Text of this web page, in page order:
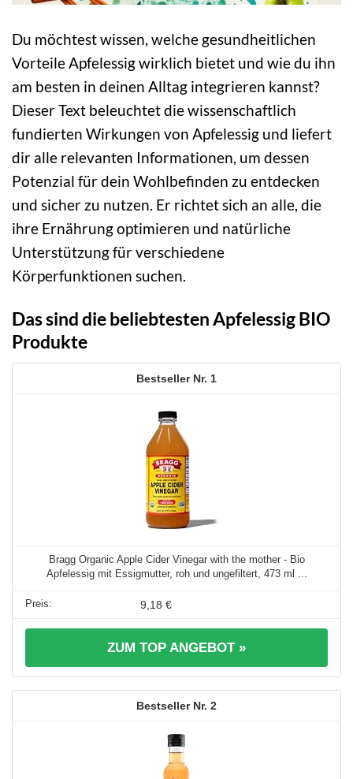
Du möchtest wissen, welche gesundheitlichen
Vorteile Apfelessig wirklich bietet und wie du ihn
am besten in deinen Alltag integrieren kannst?
Dieser Text beleuchtet die wissenschaftlich
fundierten Wirkungen von Apfelessig und liefert
dir alle relevanten Informationen, um dessen
Potenzial für dein Wohlbefinden zu entdecken
und sicher zu nutzen. Er richtet sich an alle, die
ihre Ernährung optimieren und natürliche
Unterstützung für verschiedene
Körperfunktionen suchen.
Das sind die beliebtesten Apfelessig BIO
Produkte
1
Bragg Organic Apple Cider Vinegar with the mother - Bio
Apfelessig mit Essigmutter, roh und ungefiltert, 473 ml ...
9,18 €
ZUM TOP ANGEBOT »
2